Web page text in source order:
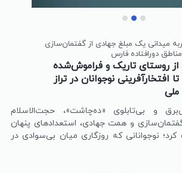
میدانی یک مبلغ جهادی از گفتمان‌سازی
دورافتاده فارس
از روستای تاریک و فراموش‌شده
تا افتخارآفرینی نوجوانان در تراز
ملی
و بی‌تابلوی «ده‌چاشت»، حجت‌الاسلام
گفتمان‌سازی و همت جهادی، استعدادهای پنهان
نوجوانانی که روزگاری میان بی‌سوادی در